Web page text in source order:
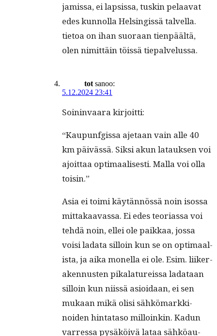
jamis­sa, ei lap­sis­sa, tuskin pelaa­vat
edes kun­nol­la Helsingis­sä talvel­la.
tietoa on ihan suo­raan tien­päältä,
olen nimit­täin töis­sä tiepalvelussa.
tot sanoo:
5.12.2024 23:41
Soin­in­vaara kirjoitti:
“Kaupun­fgis­sa aje­taan vain alle 40
km päivässä. Sik­si akun latauk­sen voi
ajoit­taa opti­maalis­es­ti. Mal­la voi olla
toisin.”
Asia ei toi­mi käytän­nössä noin isos­sa
mit­takaavas­sa. Ei edes teo­ri­as­sa voi
tehdä noin, ellei ole paikkaa, jos­sa
voisi lada­ta sil­loin kun se on opti­maal­
ista, ja aika monel­la ei ole. Esim. liik­er­
aken­nusten pikala­tureis­sa ladataan
sil­loin kun niis­sä asioidaan, ei sen
mukaan mikä olisi sähkö­markki­
noiden hin­tata­so mil­loinkin. Kadun
var­res­sa pysäköivä lataa sähköau­